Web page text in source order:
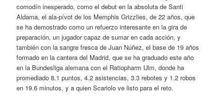
comodín inesperado, como el debut en la absoluta de Santi
Aldama, el ala-pívot de los Memphis Grizzlies, de 22 años, que
se ha demostrado como un refuerzo interesante en la gira de
preparación, un jugador capaz de sumar en cada acción, y
también con la sangre fresca de Juan Núñez, el base de 19 años
formado en la cantera del Madrid, que se ha graduado este año
en la Bundesliga alemana con el Ratiopharm Ulm, donde ha
promediado 8.1 puntos, 4.2 asistencias, 3.3 rebotes y 1.2 robos
en 19.6 minutos, y a quien Scariolo ve listo para el reto.